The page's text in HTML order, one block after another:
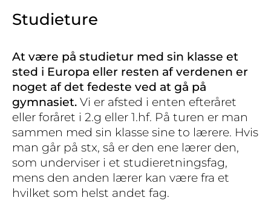
Studieture
At være på studietur med sin klasse et
sted i Europa eller resten af verdenen er
noget af det fedeste ved at gå på
gymnasiet. Vi er afsted i enten efteråret
eller foråret i 2.g eller 1.hf. På turen er man
sammen med sin klasse sine to lærere. Hvis
man går på stx, så er den ene lærer den,
som underviser i et studieretningsfag,
mens den anden lærer kan være fra et
hvilket som helst andet fag.